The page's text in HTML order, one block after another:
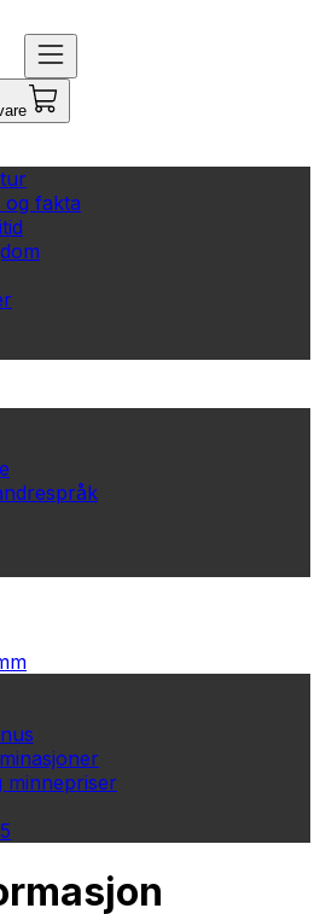
og fakta
minnepriser